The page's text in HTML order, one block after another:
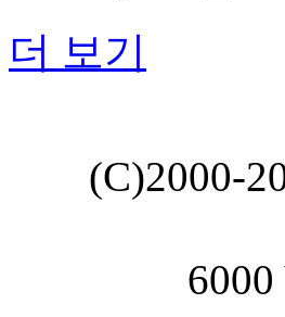
더 보기
(C)2000-
6000